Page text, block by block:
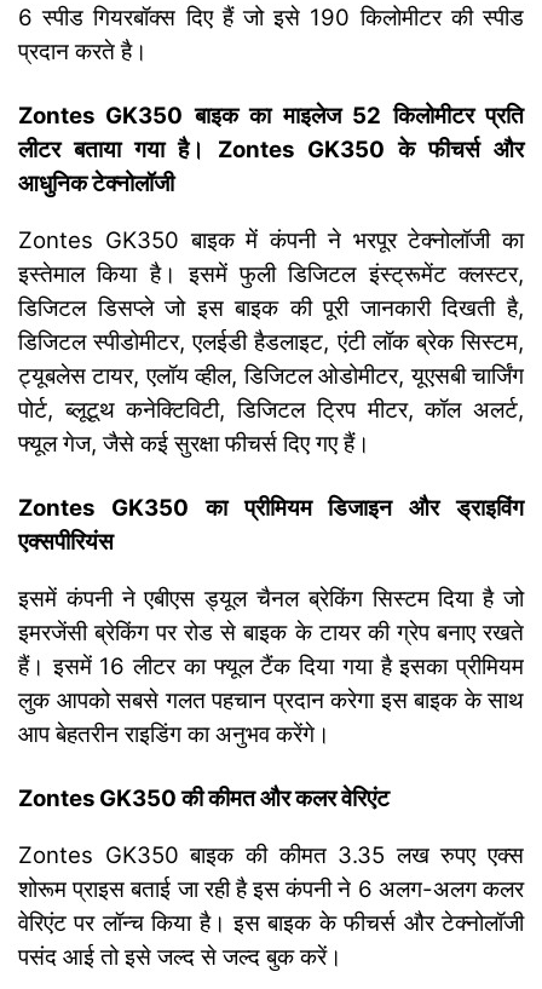
6 स्पीड गियरबॉक्स दिए हैं जो इसे 190 किलोमीटर की स्पीड
प्रदान करते है।
Zontes GK350 बाइक का माइलेज 52 किलोमीटर प्रति
लीटर बताया गया है। Zontes GK350 के फीचर्स और
आधुनिक टेक्नोलॉजी
Zontes GK350 बाइक में कंपनी ने भरपूर टेक्नोलॉजी का
इस्तेमाल किया है। इसमें फुली डिजिटल इंस्ट्रूमेंट क्लस्टर,
डिजिटल डिसप्ले जो इस बाइक की पूरी जानकारी दिखती है,
डिजिटल स्पीडोमीटर, एलईडी हैडलाइट, एंटी लॉक ब्रेक सिस्टम,
ट्यूबलेस टायर, एलॉय व्हील, डिजिटल ओडोमीटर, यूएसबी चार्जिंग
पोर्ट, ब्लूटूथ कनेक्टिविटी, डिजिटल ट्रिप मीटर, कॉल अलर्ट,
फ्यूल गेज, जैसे कई सुरक्षा फीचर्स दिए गए हैं।
Zontes GK350 का प्रीमियम डिजाइन और ड्राइविंग
एक्सपीरियंस
इसमें कंपनी ने एबीएस ड्यूल चैनल ब्रेकिंग सिस्टम दिया है जो
इमरजेंसी ब्रेकिंग पर रोड से बाइक के टायर की ग्रेप बनाए रखते
हैं। इसमें 16 लीटर का फ्यूल टैंक दिया गया है इसका प्रीमियम
लुक आपको सबसे गलत पहचान प्रदान करेगा इस बाइक के साथ
आप बेहतरीन राइडिंग का अनुभव करेंगे।
Zontes GK350 की कीमत और कलर वेरिएंट
Zontes GK350 बाइक की कीमत 3.35 लख रुपए एक्स
शोरूम प्राइस बताई जा रही है इस कंपनी ने 6 अलग-अलग कलर
वेरिएंट पर लॉन्च किया है। इस बाइक के फीचर्स और टेक्नोलॉजी
पसंद आई तो इसे जल्द से जल्द बुक करें।